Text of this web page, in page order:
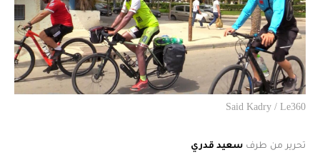
Said Kadry / Le360
تحرير من طرف سعيد قدري